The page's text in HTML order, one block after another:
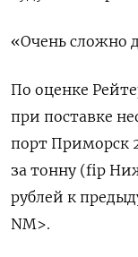
«Очень сложно
По оценке
при поставке
порт Приморск
за тонну (fip
рублей к
NM>.